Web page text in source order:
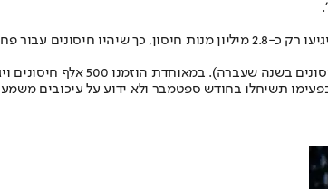
בקופות החולים הזמינו כ-4 מיליון מנות חיסון, אך בשל ביקוש עולמי גבוה לחיסונים